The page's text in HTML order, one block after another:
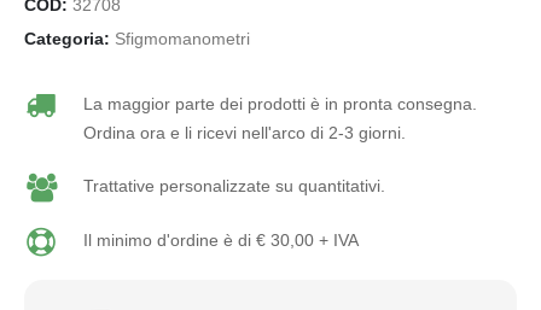
COD: 32708
Categoria: Sfigmomanometri
La maggior parte dei prodotti è in pronta consegna.
Ordina ora e li ricevi nell'arco di 2-3 giorni.
Trattative personalizzate su quantitativi.
Il minimo d'ordine è di € 30,00 + IVA